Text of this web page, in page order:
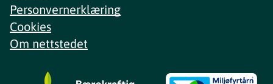
Personvernerklæring
Cookies
Om nettstedet